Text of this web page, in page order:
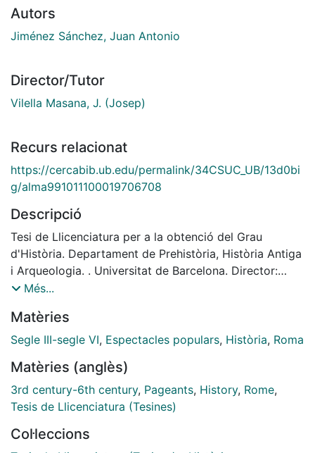
Autors
Jiménez Sánchez, Juan Antonio
Director/Tutor
Vilella Masana, J. (Josep)
Recurs relacionat
https://cercabib.ub.edu/permalink/34CSUC_UB/13d0bi
g/alma991011100019706708
Descripció
Tesi de Llicenciatura per a la obtenció del Grau
d'Història. Departament de Prehistòria, Història Antiga
i Arqueologia. . Universitat de Barcelona. Director:
Vilella Masana, J. (Josep) . 1997.
Més...
Matèries
Segle III-segle VI, Espectacles populars, Història, Roma
Matèries (anglès)
3rd century-6th century, Pageants, History, Rome,
Tesis de Llicenciatura (Tesines)
Col·leccions